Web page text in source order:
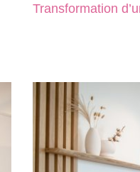
Transformation